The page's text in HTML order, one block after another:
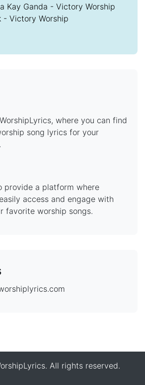
Kay Ganda - Victory Worship
- Victory Worship
where you can find
song lyrics for your
provide a platform where
access and engage with
favorite worship songs.
All rights reserved.